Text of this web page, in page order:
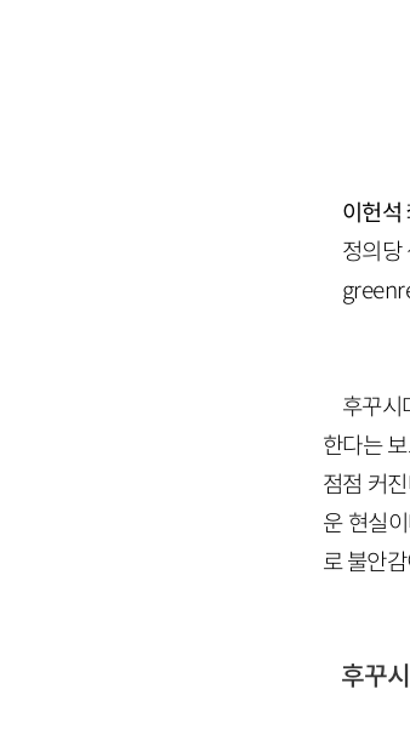
이헌석
정의당
후꾸시
한다는
점점 커
운 현실
로 불안
후꾸